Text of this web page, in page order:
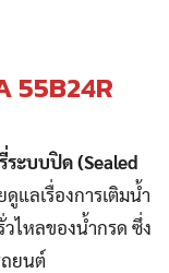
55B24R
ระบบปิด (Sealed
แลเรื่องการเติมน้ำ
ไหลของน้ำกรด ซึ่ง
ถยนต์